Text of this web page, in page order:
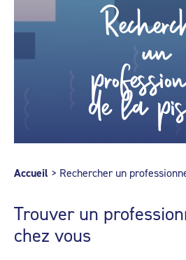
un
de la
Accueil > Rechercher un
Trouver un
chez vous